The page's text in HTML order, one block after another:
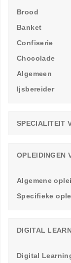
Brood
Banket
Confiserie
Chocolade
Algemeen
Ijsbereider
OPLEIDINGEN
Algemene
Specifieke
DIGITAL
Digital